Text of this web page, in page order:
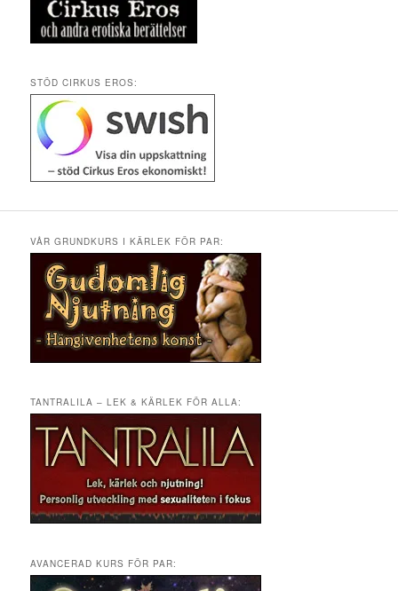
STÖD CIRKUS EROS:
VÅR GRUNDKURS I KÄRLEK FÖR PAR:
TANTRALILA – LEK & KÄRLEK FÖR ALLA:
AVANCERAD KURS FÖR PAR: